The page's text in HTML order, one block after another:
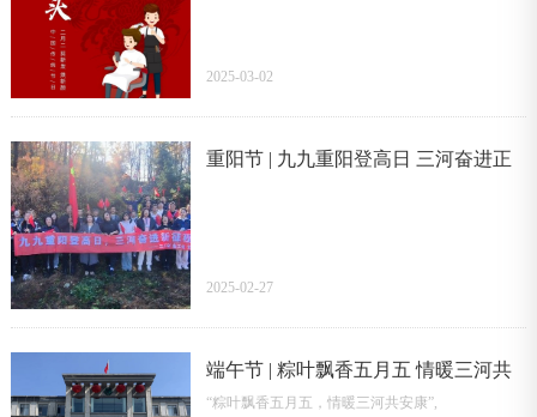
2025-03-02
重阳节 | 九九重阳登高日 三河奋进正
2025-02-27
端午节 | 粽叶飘香五月五 情暖三河共
安康
“粽叶飘香五月五，情暖三河共安康”,